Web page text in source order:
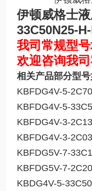
伊顿威格士
33C50N25-
我司常规型
欢迎咨询我
相关产品部分型号
KBFDG4V-5-
KBFDG4V-5-
KBFDG4V-3-
KBFDG4V-3-
KBFDG5V-7-
KBFDG5V-7-
KBDG4V-5-